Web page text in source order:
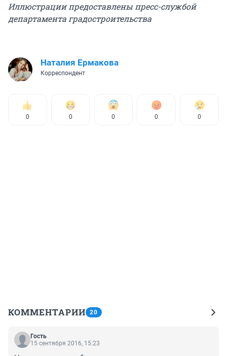
Иллюстрации предоставлены пресс-службой
департамента градостроительства
Наталия Ермакова
Корреспондент
0 0 0 0 0
КОММЕНТАРИИ 20
Гость
15 сентября 2016, 15:23